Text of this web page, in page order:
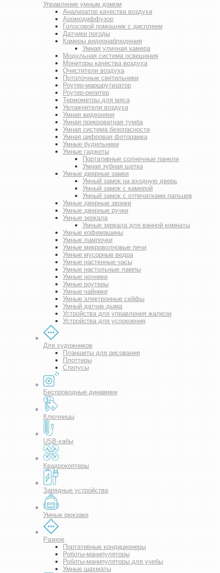
Управление умным домом
Анализатор качества воздуха
Аромодиффузор
Голосовой помощник с дисплеем
Датчики погоды
Камеры видеонаблюдения
Умная уличная камера
Модульная система освещения
Мониторы качества воздуха
Очистители воздуха
Потолочные светильники
Роутер-маршрутизатор
Роутер-репитер
Термометры для мяса
Увлажнители воздуха
Умная видеоняня
Умная прикроватная тумба
Умная система безопасности
Умная цифровая фоторамка
Умные будильники
Умные гаджеты
Портативные солнечные панели
Умная зубная щетка
Умные дверные замки
Умный замок на входную дверь
Умный замок с камерой
Умный замок с отпечатками пальцев
Умные дверные звонки
Умные дверные ручки
Умные зеркала
Умные зеркала для ванной комнаты
Умные кофемашины
Умные лампочки
Умные микроволновые печи
Умные мусорные ведра
Умные настенные часы
Умные настольные лампы
Умные ночники
Умные роутеры
Умные чайники
Умные электронные сейфы
Умный датчик дыма
Устройства для управления жалюзи
Устройства для успокоения
Для художников
Планшеты для рисования
Плоттеры
Стилусы
Беспроводные динамики
Ключницы
USB-хабы
Квадрокоптеры
Зарядные устройства
Умные рюкзаки
Разное
Портативные кондиционеры
Роботы-манипуляторы
Роботы-манипуляторы для учебы
Умные шахматы